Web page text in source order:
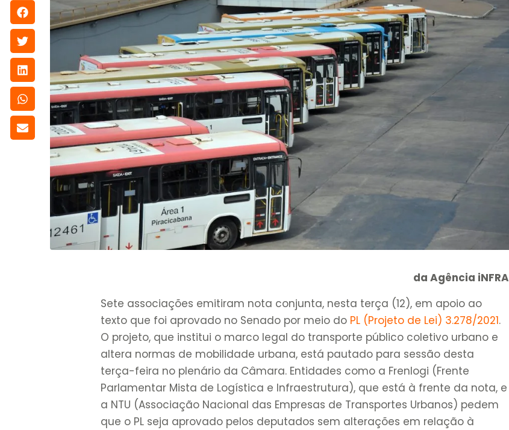
da Agência iNFRA
Sete associações emitiram nota conjunta, nesta terça (12), em apoio ao
texto que foi aprovado no Senado por meio do PL (Projeto de Lei) 3.278/2021.
O projeto, que institui o marco legal do transporte público coletivo urbano e
altera normas de mobilidade urbana, está pautado para sessão desta
terça-feira no plenário da Câmara. Entidades como a Frenlogi (Frente
Parlamentar Mista de Logística e Infraestrutura), que está à frente da nota, e
a NTU (Associação Nacional das Empresas de Transportes Urbanos) pedem
que o PL seja aprovado pelos deputados sem alterações em relação à